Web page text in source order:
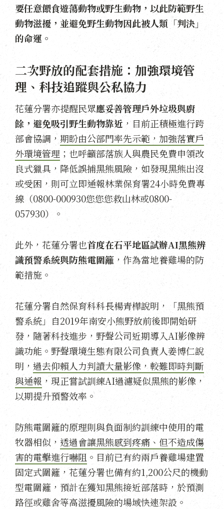
要任意餵食遊蕩動物或野生動物，以此防範野生
動物滋擾，並避免野生動物因此被人類「判決」
的命運。
二次野放的配套措施：加強環境管
理、科技追蹤與公私協力
花蓮分署亦提醒民眾應妥善管理戶外垃圾與廚
餘，避免吸引野生動物靠近 ，目前正積極進行跨
部會協調， 期盼由公部門率先示範，加強落實戶
外環境管理 ；也呼籲部落族人與農民免費申領改
良式獵具，降低誤捕黑熊風險，如發現黑熊出沒
或受困，則可立即通報林業保育署24小時免費專
線（0800-000930您您您救山林或0800-
057930）。
此外，花蓮分署也首度在石平地區試辦AI黑熊辨
識預警系統與防熊電圍籬 ，作為當地養雞場的防
範措施。
花蓮分署自然保育科科長楊青樺說明，「黑熊預
警系統」自2019年南安小熊野放前後即開始研
發，隨著科技進步，野聲公司近期導入AI影像辨
識功能。野聲環境生態有限公司負責人姜博仁說
明， 過去仰賴人力判讀大量影像，較難即時判斷
與通報 ，現正嘗試訓練AI過濾疑似黑熊的影像，
以期提升預警效率。
防熊電圍籬的原理則與負面制約訓練中使用的電
牧器相似， 透過會讓黑熊感到疼痛、但不造成傷
害的電擊進行嚇阻 。目前已有約兩戶養雞場建置
固定式圍籬，花蓮分署也備有約1,200公尺的機動
型電圍籬，預計在獲知黑熊接近部落時，於預測
路徑或雞舍等高滋擾風險的場域快速架設。